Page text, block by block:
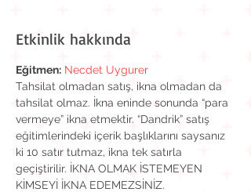
Etkinlik hakkında
Eğitmen: Necdet Uygurer
Tahsilat olmadan satış, ikna olmadan da
tahsilat olmaz. İkna eninde sonunda “para
vermeye” ikna etmektir. “Dandrik” satış
eğitimlerindeki içerik başlıklarını saysanız
ki 10 satır tutmaz, ikna tek satırla
geçiştirilir. İKNA OLMAK İSTEMEYEN
KİMSEYİ İKNA EDEMEZSİNİZ.